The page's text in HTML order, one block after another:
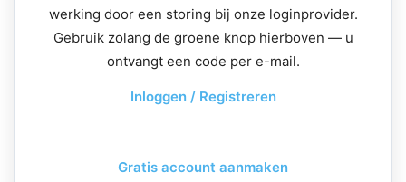
werking door een storing bij onze loginprovider.
Gebruik zolang de groene knop hierboven — u
ontvangt een code per e-mail.
Inloggen / Registreren
Gratis account aanmaken